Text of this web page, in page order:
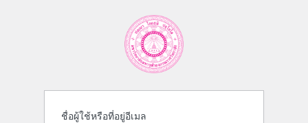
ชื่อผู้ใช้หรือที่อยู่อีเมล